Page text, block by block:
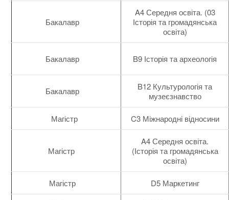
Бакалавр
A4 Середня освіта. (03
Історія та громадянська
освіта)
Бакалавр B9 Історія та археологія
Бакалавр
B12 Культурологія та
музеєзнавство
Магістр C3 Міжнародні відносини
Магістр
A4 Середня освіта.
(Історія та громадянська
освіта)
Магістр D5 Маркетинг